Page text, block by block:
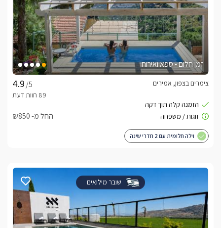
זמן חלום - ספא ואירוח
/5
צימרים בצפון, אמירים
החל מ- ₪850
וילה חלומית עם 2 חדרי שינה
שובר מילואים